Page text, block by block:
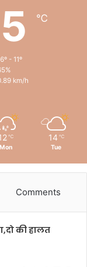
℃
- 11º
km/h
℃
Mon
14 ℃
Tue
Comments
की हालत